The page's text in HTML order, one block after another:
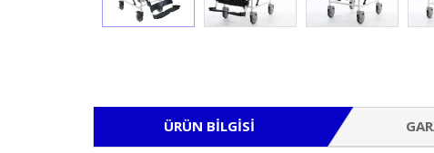
ÜRÜN BILGISI